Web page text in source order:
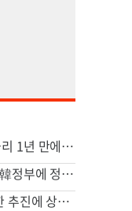
인플레 우려에 美 주택담보대출 금리 1년 만에 최고
'쿠팡 두둔' 美공화의원들, 이번엔 韓정부에 정통망법 압박 서한
국제유가, 이란의 美선박 통항 제한 추진에 상승…브렌트 4%↑